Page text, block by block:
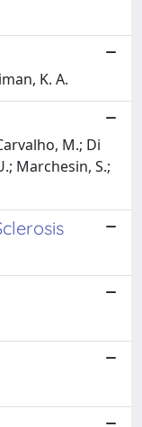
K. A.
M.; Di
Marchesin, S.;